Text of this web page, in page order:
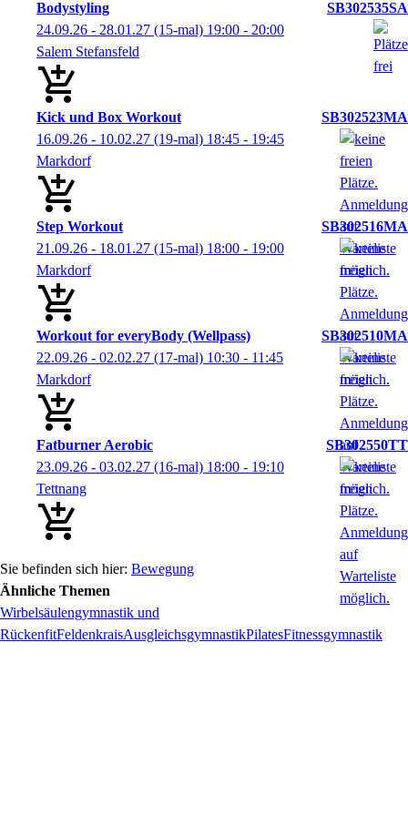
Kick und Box Workout
SB302523MA
16.09.26 - 10.02.27 (19-mal) 18:45 - 19:45
Markdorf
Step Workout
SB302516MA
21.09.26 - 18.01.27 (15-mal) 18:00 - 19:00
Markdorf
Workout for everyBody (Wellpass)
SB302510MA
22.09.26 - 02.02.27 (17-mal) 10:30 - 11:45
Markdorf
Fatburner Aerobic
SB302550TT
23.09.26 - 03.02.27 (16-mal) 18:00 - 19:10
Tettnang
Bodystyling
SB302535SA
24.09.26 - 28.01.27 (15-mal) 19:00 - 20:00
Salem Stefansfeld
Bewegung
Ähnliche Themen
Wirbelsäulengymnastik und
RückenfitFeldenkraisAusgleichsgymnastikPilatesFitnessgymnastik